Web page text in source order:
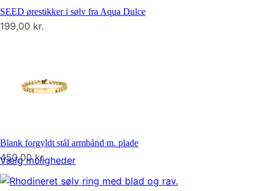
SEED ørestikker i sølv fra Aqua Dulce
199,00 kr.
Blank forgyldt stål armbånd m. plade
450,00kr.
Vælg muligheder